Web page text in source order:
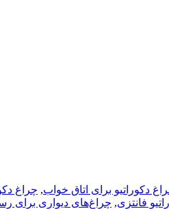
دکوراتیو برای اتاق خواب, چراغ
فانتزی, چراغ‌های دیواری برای